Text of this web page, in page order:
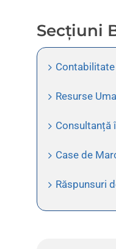
Secțiuni
Resurse
Consultanță
Case de
Răspunsuri